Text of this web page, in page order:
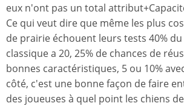
eux n'ont pas un total
Ce qui veut dire que même les plus
de prairie échouent leurs tests 40% du
classique a 20, 25% de chances de
bonnes caractéristiques, 5 ou 10%
côté, c'est une bonne façon de faire
des joueuses à quel point les chiens